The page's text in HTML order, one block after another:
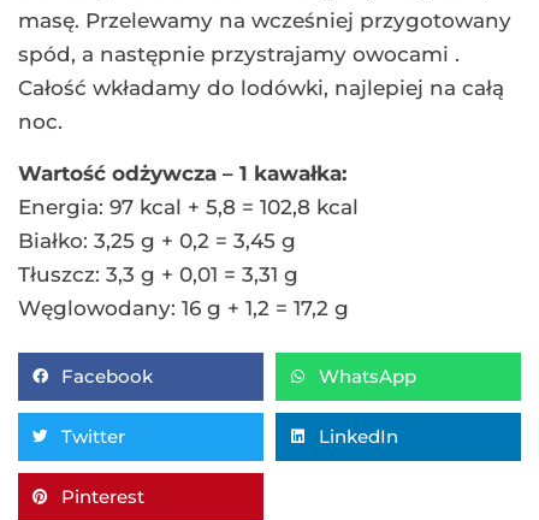
masę. Przelewamy na wcześniej przygotowany
spód, a następnie przystrajamy owocami .
Całość wkładamy do lodówki, najlepiej na całą
noc.
Wartość odżywcza – 1 kawałka:
Energia: 97 kcal + 5,8 = 102,8 kcal
Białko: 3,25 g + 0,2 = 3,45 g
Tłuszcz: 3,3 g + 0,01 = 3,31 g
Węglowodany: 16 g + 1,2 = 17,2 g
Facebook WhatsApp
Twitter LinkedIn
Pinterest